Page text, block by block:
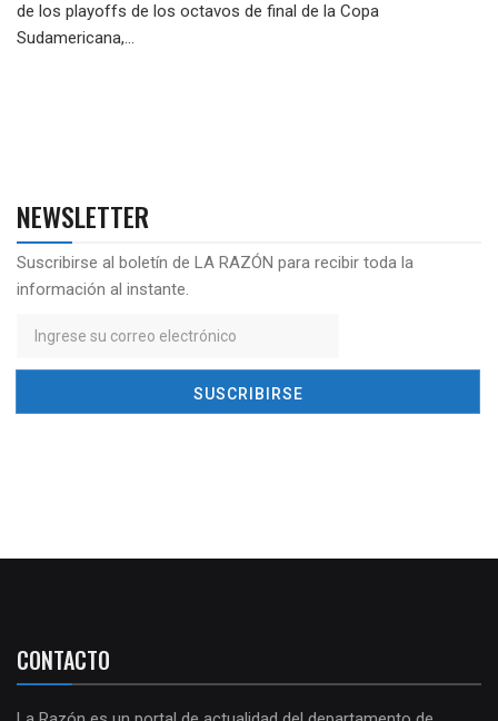
de los playoffs de los octavos de final de la Copa
Sudamericana,...
NEWSLETTER
Suscribirse al boletín de LA RAZÓN para recibir toda la
información al instante.
CONTACTO